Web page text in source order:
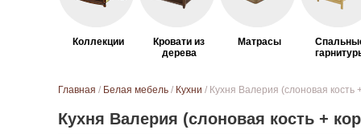
Коллекции
Кровати из
дерева
Матрасы
Вы здесь
Главная / Белая мебель / Кухни / Кухня Валерия (слоновая кость
Кухня Валерия (слоновая кость +